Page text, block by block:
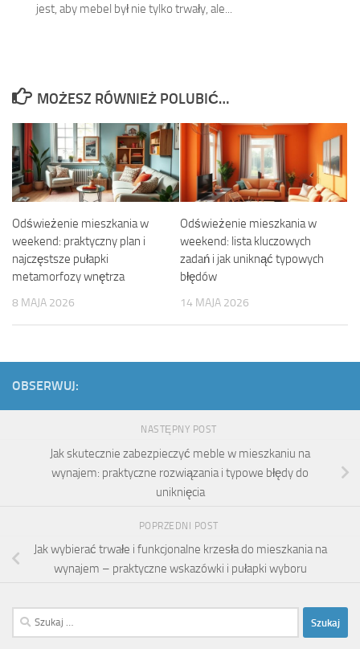
jest, aby mebel był nie tylko trwały, ale...
MOŻESZ RÓWNIEŻ POLUBIĆ…
Odświeżenie mieszkania w
weekend: praktyczny plan i
najczęstsze pułapki
metamorfozy wnętrza
8 MAJA 2026
Odświeżenie mieszkania w
weekend: lista kluczowych
zadań i jak uniknąć typowych
błędów
14 MAJA 2026
OBSERWUJ:
NASTĘPNY POST
Jak skutecznie zabezpieczyć meble w mieszkaniu na
wynajem: praktyczne rozwiązania i typowe błędy do
uniknięcia
POPRZEDNI POST
Jak wybierać trwałe i funkcjonalne krzesła do mieszkania na
wynajem – praktyczne wskazówki i pułapki wyboru
Szukaj: